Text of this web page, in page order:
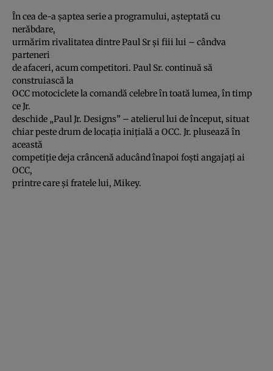
În cea de-a şaptea serie a programului, aşteptată cu
nerăbdare,
urmărim rivalitatea dintre Paul Sr şi fiii lui – cândva
parteneri
de afaceri, acum competitori. Paul Sr. continuă să
construiască la
OCC motociclete la comandă celebre în toată lumea, în timp
ce Jr.
deschide „Paul Jr. Designs” – atelierul lui de început, situat
chiar peste drum de locaţia iniţială a OCC. Jr. plusează în
această
competiţie deja crâncenă aducând înapoi foşti angajaţi ai
OCC,
printre care şi fratele lui, Mikey.